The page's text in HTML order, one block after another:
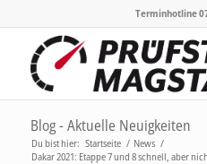
Terminhotline
Blog - Aktuelle Neuigkeiten
Du bist hier: Startseite / News /
Dakar 2021: Etappe 7 und 8 schnell, aber